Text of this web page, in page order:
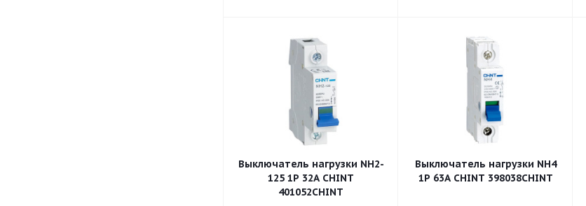
Выключатель нагрузки NH2-
125 1P 32A CHINT
401052CHINT
Выключатель нагрузки NH4
1P 63A CHINT 398038CHINT